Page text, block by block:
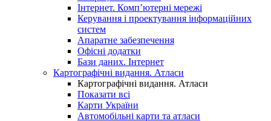
Інтернет. Комп’ютерні мережі
Керування і проектування інформаційних
систем
Апаратне забезпечення
Офісні додатки
Бази даних. Інтернет
Картографічні видання. Атласи
Картографічні видання. Атласи
Показати всі
Карти України
Автомобільні карти та атласи